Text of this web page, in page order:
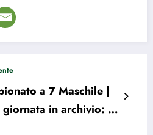
a 7 Maschile |
giornata in archivio: i